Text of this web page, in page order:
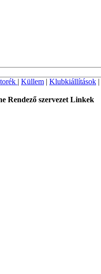
| Küllem | Klubkiállítások |
Rendező szervezet Linkek